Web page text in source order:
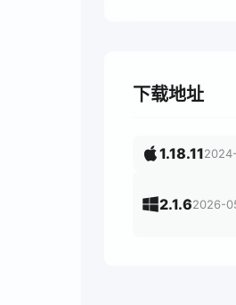
下载地址
1.18.11
2.1.62026-